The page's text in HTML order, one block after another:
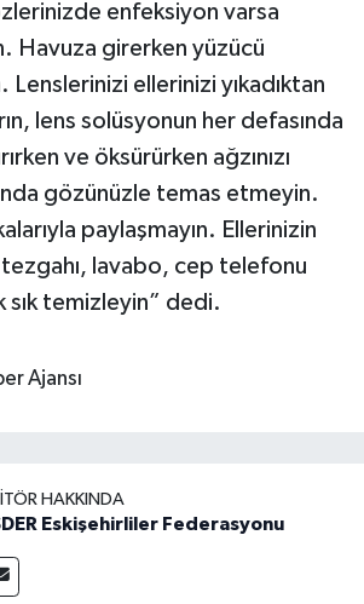
enfeksiyon varsa
Havuza girerken yüzücü
Lenslerinizi ellerinizi yıkadıktan
lens solüsyonun her defasında
ve öksürürken ağzınızı
gözünüzle temas etmeyin.
paylaşmayın. Ellerinizin
lavabo, cep telefonu
sık temizleyin” dedi.
Ajansı
HAKKINDA
Eskişehirliler Federasyonu